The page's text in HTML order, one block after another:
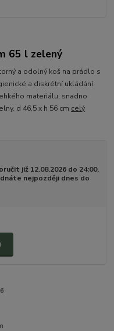
65 l zelený
a odolný koš na prádlo s
a diskrétní ukládání
materiálu, snadno
d 46,5 x h 56 cm celý
již 12.08.2026 do 24:00.
nejpozději dnes do